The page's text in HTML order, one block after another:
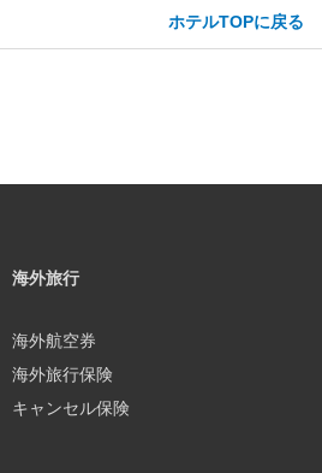
ホテルTOPに戻る
海外旅行
海外航空券
海外旅行保険
キャンセル保険